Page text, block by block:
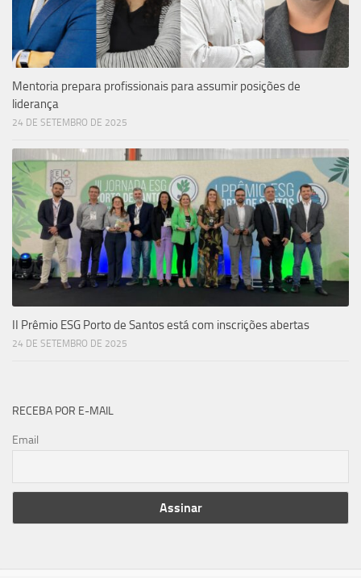
Mentoria prepara profissionais para assumir posições de
liderança
24 DE SETEMBRO DE 2025
II Prêmio ESG Porto de Santos está com inscrições abertas
24 DE SETEMBRO DE 2025
RECEBA POR E-MAIL
Email